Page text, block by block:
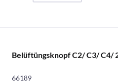
Belüftüngsknopf C2/ C3/ C4/
66189